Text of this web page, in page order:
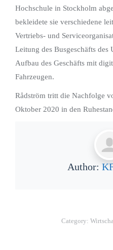
Hochschule in Stockholm
bekleidete sie verschiedene
Vertriebs- und
Leitung des Busgeschäfts des
Aufbau des Geschäfts mit
Fahrzeugen.
Rådström tritt die Nachfolge
Oktober 2020 in den
Author:
Category: